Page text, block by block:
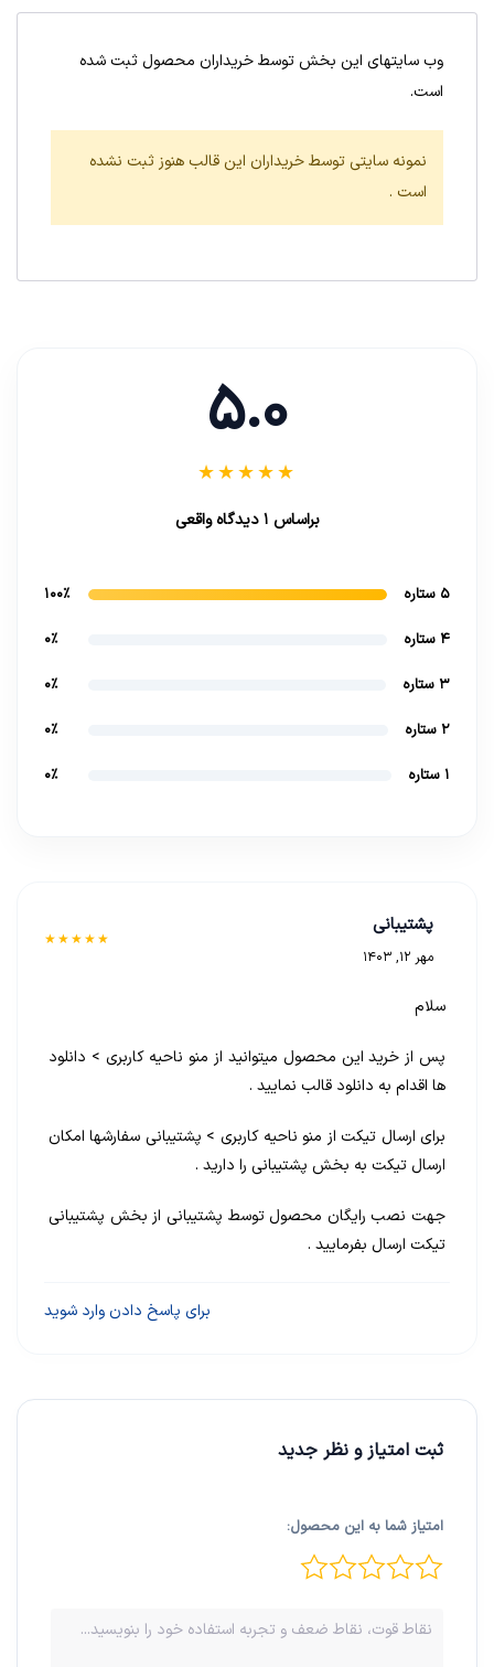
وب سایتهای این بخش توسط خریداران محصول ثبت شده
است.
نمونه سایتی توسط خریداران این قالب هنوز ثبت نشده
است .
5.0
★★★★★
براساس 1 دیدگاه واقعی
5 ستاره 100%
4 ستاره 0%
3 ستاره 0%
2 ستاره 0%
1 ستاره 0%
پشتیبانی
مهر 12, 1403
★★★★★
سلام
پس از خرید این محصول میتوانید از منو ناحیه کاربری > دانلود
ها اقدام به دانلود قالب نمایید .
برای ارسال تیکت از منو ناحیه کاربری > پشتیبانی سفارشها امکان
ارسال تیکت به بخش پشتیبانی را دارید .
جهت نصب رایگان محصول توسط پشتیبانی از بخش پشتیبانی
تیکت ارسال بفرمایید .
برای پاسخ دادن وارد شوید
ثبت امتیاز و نظر جدید
امتیاز شما به این محصول: